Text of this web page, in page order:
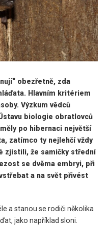
obezřetně, zda
Hlavním kritériem
Výzkum vědců
biologie obratlovců
po hibernaci největší
zatímco ty nejlehčí vždy
zjistili, že samičky střední
se dvěma embryi, při
a na svět přivést
a stanou se rodiči několika
jako například sloni.